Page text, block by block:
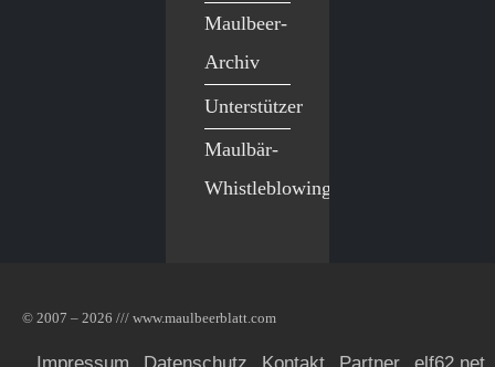
Maulbeer-
Archiv
Unterstützer
Maulbär-
Whistleblowing
© 2007 – 2026 /// www.maulbeerblatt.com